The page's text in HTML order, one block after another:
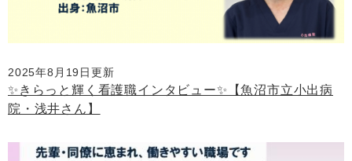
2025年8月19日更新
✨きらっと輝く看護職インタビュー✨【魚沼市立小出病
院・浅井さん】